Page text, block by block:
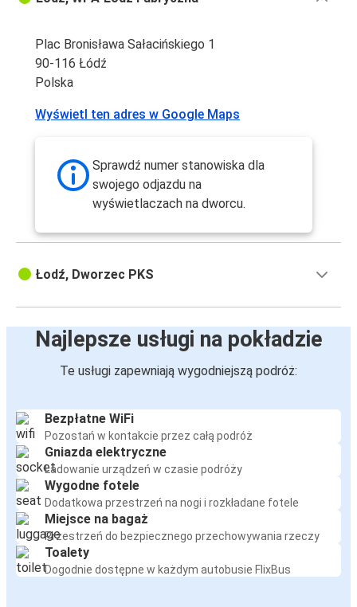
Plac Bronisława Sałacińskiego 1
90-116 Łódź
Polska
Wyświetl ten adres w Google Maps
Sprawdź numer stanowiska dla
swojego odjazdu na
wyświetlaczach na dworcu.
Łodź, Dworzec PKS
Najlepsze usługi na pokładzie
Te usługi zapewniają wygodniejszą podróż:
Bezpłatne WiFi
Pozostań w kontakcie przez całą podróż
Gniazda elektryczne
Ładowanie urządzeń w czasie podróży
Wygodne fotele
Dodatkowa przestrzeń na nogi i rozkładane fotele
Miejsce na bagaż
Przestrzeń do bezpiecznego przechowywania rzeczy
Toalety
Dogodnie dostępne w każdym autobusie FlixBus